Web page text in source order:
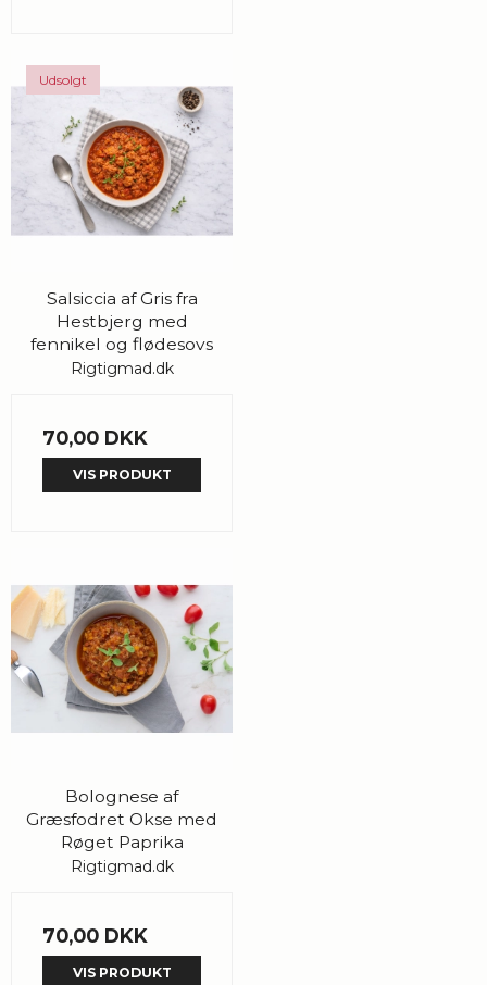
Udsolgt
Salsiccia af Gris fra
Hestbjerg med
fennikel og flødesovs
Rigtigmad.dk
70,00 DKK
VIS PRODUKT
Bolognese af
Græsfodret Okse med
Røget Paprika
Rigtigmad.dk
70,00 DKK
VIS PRODUKT